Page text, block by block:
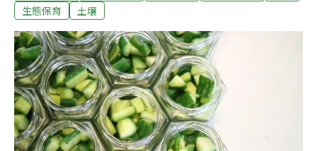
今年生物多樣性日主題，本報特別邀請工作室共同創辦人
蘇立中，撰寫系列專文，介紹他們正在進行的「水果風味
計畫」，和大家一起從味蕾發現生物多樣性！你是否想
過，不同的栽種方式，會為作物帶來不同的滋味；當栽種
環境的生物多樣性愈高時，往往也賦予作物層次豐富、更
為細膩的美好風味。從一顆風味飽滿的西瓜紅肉李開始記
得有一年的夏季，在一座高山蜜蘋果園裡進行初階的生態
調查時，園子裡種植的西瓜紅肉李剛好正值產季，讓我有
機會在園子裡邊記錄昆蟲，又可以隨手摘取享用在欉紅的
生態保育
土壤